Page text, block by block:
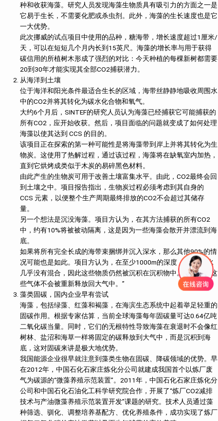
种和收获海藻。研究人员发现海藻生物质具有吸引力的方面之一是
它易于生长，不需要化肥或杀虫剂。此外，海藻的生长速度也是它
一大优势。
此次挪威的试点项目中使用的品种，糖海带，增长速度超过1厘米/
天，可以在短短几个月内长到15英尺。海藻的增长率与用于获得
碳信用的所植树木形成了强烈的对比：今天种植的每棵新树都需要
20到30年才能实现其全部CO2捕获潜力。
从海洋到土壤
位于海洋和阳光条件最适合生长的区域，海带丝静静地吸收周围水
中的CO2并将其转化为碳水化合物和氧气。
大约6个月后，SINTEF的研究人员认为海藻已经捕获它可能捕获的
所有CO2，应开始收获。然后，项目面临的问题就变成了如何处理
海藻以使其达到 CCS 的目的。
该项目正在探索的第一种可能性是将海藻带到岸上并将其转化为生
物炭。这使用了热解过程，通过该过程，海藻将在缺氧室内加热，
直到它烘烤成类似于木炭的易碎黑色材料。
由此产生的生物炭可用于改善土壤富集水平。由此，CO2最终会回
到土壤之中。项目报告指出，生物炭过程必须考虑到其自身的
CCS 元素，以便整个生产周期最终排放的CO2不会超过其储存
量。
另一个想法是沉没海藻。项目方认为，在其方法捕获的所有CO2
中，约有10%将被被动隔离，这是因为一些海藻会散开并漂流到海
底。
如果将所有完全长成的海带束捆绑并沉入深水，那么其他90%的情
况可能也是如此。项目方认为，在至少1000m的深度，“与地表水
几乎没有混合，因此这些物质仍然被沉积在沉积物中。这意味着这
些气体不会被重新释放回大气中。”
藻类固碳，国内企业早有尝试
海藻，包括绿藻、红藻和褐藻，在海滨生态系统中起着举足轻重的
固碳作用。根据专家估算，当前全球海藻每年固碳量可达0.64亿吨
二氧化碳当量。同时，它们的无根特性导致海藻在衰退时不会像红
树林、盐沼和海草一样将固定的碳释放到大气中，而是沉积到海
底，这对固碳来讲是极大地优势。
我国能源企业很早就注意到藻类生物在固碳、降碳领域的优势。早
在2012年，中国石化石家庄炼化分公司就建成我国首个以炼厂废
气为碳源的“微藻养殖示范装置”。2011年，中国石化石家庄炼化分
公司和中国石化石油化工科学研究院合作，开展了“炼厂CO2减排
技术与产油微藻养殖示范装置开发”课题的研究。技术人员通过藻
种筛选、驯化、调整培养基配方、优化养殖条件，成功实现了炼厂